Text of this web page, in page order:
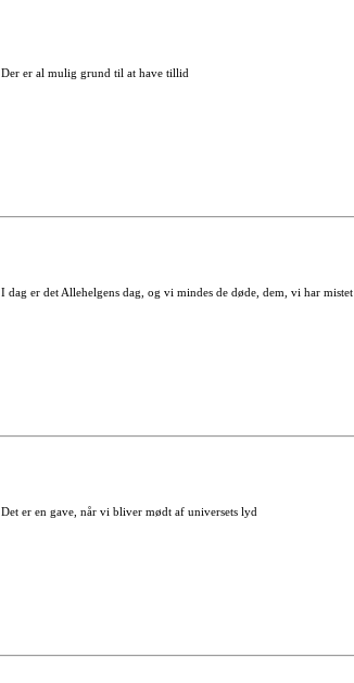
Der er al mulig grund til at have tillid
I dag er det Allehelgens dag, og vi mindes de døde, dem, vi har mistet
Det er en gave, når vi bliver mødt af universets lyd